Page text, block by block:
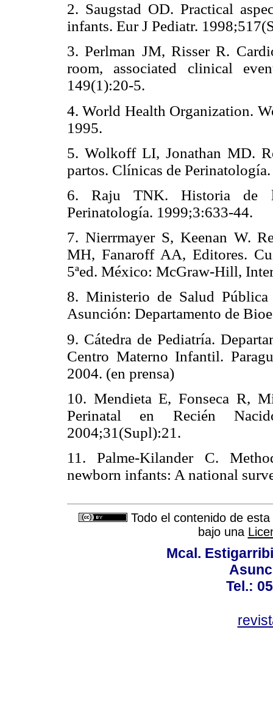
2. Saugstad OD. Practical
infants. Eur J Pediatr.
3. Perlman JM, Risser R.
room, associated clinical
149(1):20-5.
4. World Health Organization.
1995.
5. Wolkoff LI, Jonathan MD.
partos. Clínicas de
6. Raju TNK. Historia de
Perinatología. 1999;3:633-44.
7. Nierrmayer S, Keenan W.
MH, Fanaroff AA, Editores.
5ªed. México: McGraw-Hill,
8. Ministerio de Salud
Asunción: Departamento de
9. Cátedra de Pediatría.
Centro Materno Infantil.
2004. (en prensa)
10. Mendieta E, Fonseca R,
Perinatal en Recién
2004;31(Supl):21.
11. Palme-Kilander C.
newborn infants: A national
Todo el contenido de
bajo una
Mcal.
Tel.: